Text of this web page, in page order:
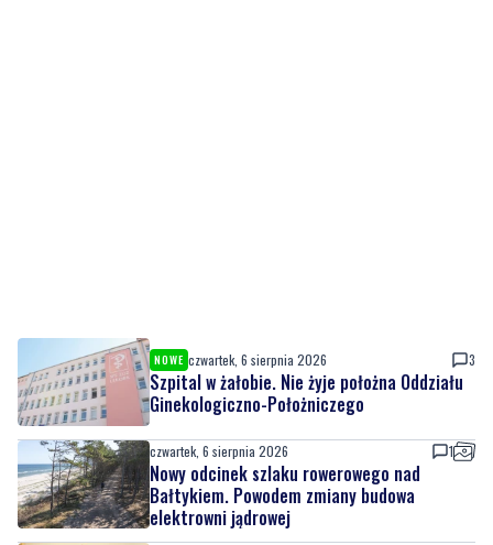
NOWE czwartek, 6 sierpnia 2026 3
Szpital w żałobie. Nie żyje położna Oddziału
Ginekologiczno-Położniczego
czwartek, 6 sierpnia 2026 1
Nowy odcinek szlaku rowerowego nad
Bałtykiem. Powodem zmiany budowa
elektrowni jądrowej